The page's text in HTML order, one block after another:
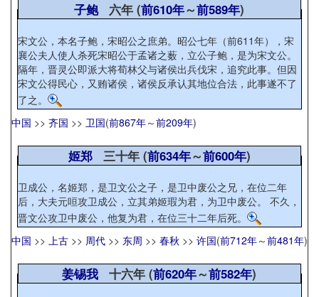
子鲍六年 (前610年～前589年)
宋文公，本名子鲍，宋昭公之庶弟。昭公七年（前611年），宋
襄公夫人使人杀死宋昭公于孟诸之薮，立公子鲍，是为宋文公。
隔年，晋灵公即派大将荀林父与诸侯出兵伐宋，追究此事。但因
宋文公得民心，又贿诸侯，诸侯反承认其地位合法，此事遂不了
了之。
中国 >> 齐国 >> 卫国(前867年～前209年)
姬郑三十年 (前634年～前600年)
卫成公，名姬郑，是卫文公之子，是卫中废公之兄，在位二年
后，大夫元咺攻卫成公，立其弟姬瑕为君，为卫中废公。 不久，
晋文公攻卫中废公，他复为君，在位三十二年后死。
中国 >> 上古 >> 周代 >> 东周 >> 春秋 >> 许国(前712年～前481年)
姜锡我 十六年 (前620年～前582年)